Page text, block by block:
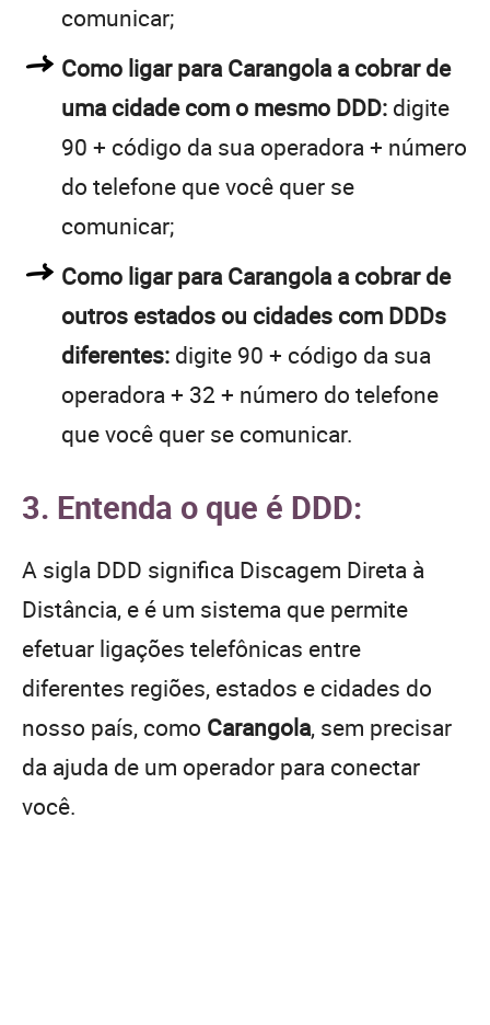
comunicar;
Como ligar para Carangola a cobrar de
uma cidade com o mesmo DDD: digite
90 + código da sua operadora + número
do telefone que você quer se
comunicar;
Como ligar para Carangola a cobrar de
outros estados ou cidades com DDDs
diferentes: digite 90 + código da sua
operadora + 32 + número do telefone
que você quer se comunicar.
3. Entenda o que é DDD:
A sigla DDD significa Discagem Direta à
Distância, e é um sistema que permite
efetuar ligações telefônicas entre
diferentes regiões, estados e cidades do
nosso país, como Carangola, sem precisar
da ajuda de um operador para conectar
você.